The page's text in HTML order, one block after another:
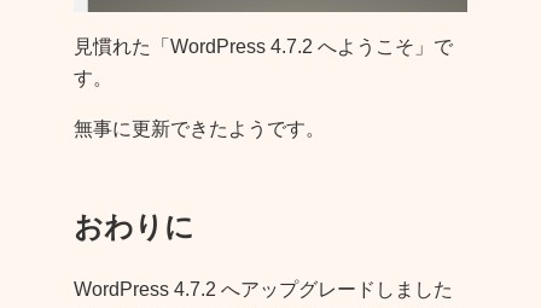
見慣れた「WordPress 4.7.2 へようこそ」で
す。
無事に更新できたようです。
おわりに
WordPress 4.7.2 へアップグレードしました